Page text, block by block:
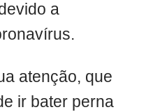
a
atenção, que
ir bater perna